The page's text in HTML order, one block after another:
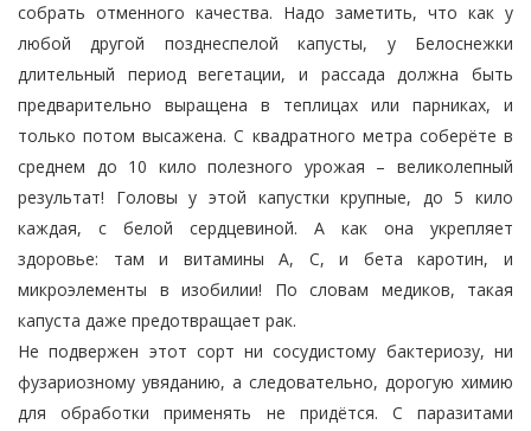
собрать отменного качества. Надо заметить, что как у
любой другой позднеспелой капусты, у Белоснежки
длительный период вегетации, и рассада должна быть
предварительно выращена в теплицах или парниках, и
только потом высажена. С квадратного метра соберёте в
среднем до 10 кило полезного урожая – великолепный
результат! Головы у этой капустки крупные, до 5 кило
каждая, с белой сердцевиной. А как она укрепляет
здоровье: там и витамины А, С, и бета каротин, и
микроэлементы в изобилии! По словам медиков, такая
капуста даже предотвращает рак.
Не подвержен этот сорт ни сосудистому бактериозу, ни
фузариозному увяданию, а следовательно, дорогую химию
для обработки применять не придётся. С паразитами